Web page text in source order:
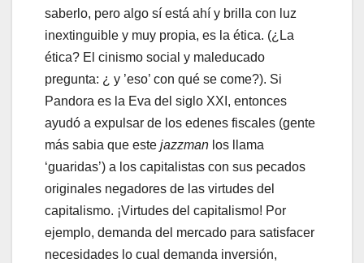
saberlo, pero algo sí está ahí y brilla con luz
inextinguible y muy propia, es la ética. (¿La
ética? El cinismo social y maleducado
pregunta: ¿ y ’eso’ con qué se come?). Si
Pandora es la Eva del siglo XXI, entonces
ayudó a expulsar de los edenes fiscales (gente
más sabia que este jazzman los llama
‘guaridas’) a los capitalistas con sus pecados
originales negadores de las virtudes del
capitalismo. ¡Virtudes del capitalismo! Por
ejemplo, demanda del mercado para satisfacer
necesidades lo cual demanda inversión,